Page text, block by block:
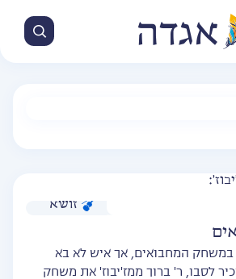
זושא
המחבואים, אך איש לא בא
לסבו, ר' ברוך ממז'יבוז' את משחק